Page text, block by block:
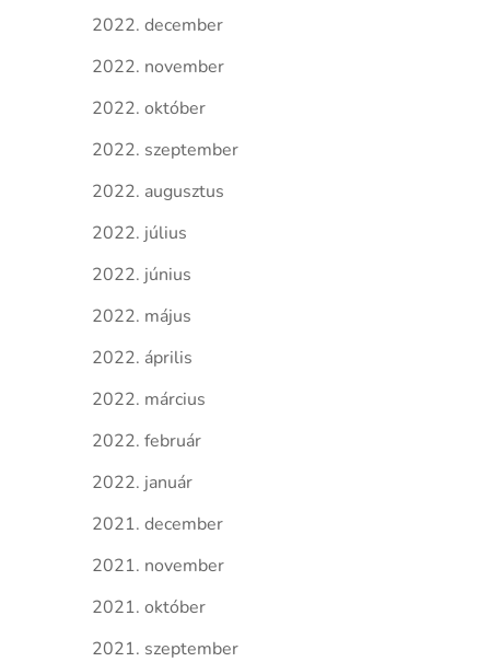
2022. december
2022. november
2022. október
2022. szeptember
2022. augusztus
2022. július
2022. június
2022. május
2022. április
2022. március
2022. február
2022. január
2021. december
2021. november
2021. október
2021. szeptember